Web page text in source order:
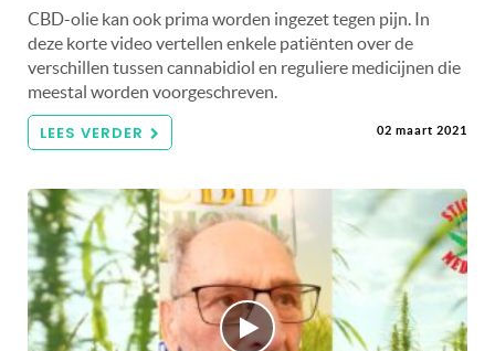
CBD-olie kan ook prima worden ingezet tegen pijn. In
deze korte video vertellen enkele patiënten over de
verschillen tussen cannabidiol en reguliere medicijnen die
meestal worden voorgeschreven.
LEES VERDER 02 maart 2021